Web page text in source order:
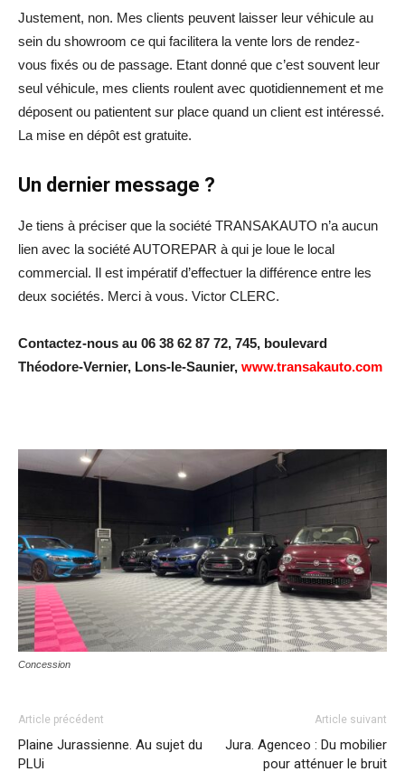
Justement, non. Mes clients peuvent laisser leur véhicule au
sein du showroom ce qui facilitera la vente lors de rendez-
vous fixés ou de passage. Etant donné que c’est souvent leur
seul véhicule, mes clients roulent avec quotidiennement et me
déposent ou patientent sur place quand un client est intéressé.
La mise en dépôt est gratuite.
Un dernier message ?
Je tiens à préciser que la société TRANSAKAUTO n’a aucun
lien avec la société AUTOREPAR à qui je loue le local
commercial. Il est impératif d’effectuer la différence entre les
deux sociétés. Merci à vous. Victor CLERC.
Contactez-nous au 06 38 62 87 72, 745, boulevard
Théodore-Vernier, Lons-le-Saunier, www.transakauto.com
Concession
Article précédent
Plaine Jurassienne. Au sujet du
PLUi
Article suivant
Jura. Agenceo : Du mobilier
pour atténuer le bruit